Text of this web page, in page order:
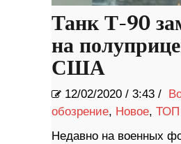
Танк Т-90
на
США
12/02/2020 / 3:43 /
обозрение, Новое, ТОП
Недавно на военных